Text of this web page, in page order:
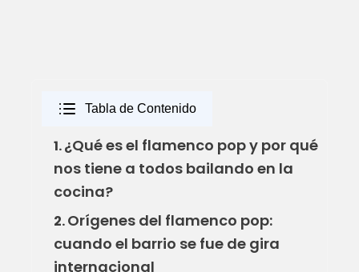
Tabla de Contenido
1.¿Qué es el flamenco pop y por qué
nos tiene a todos bailando en la
cocina?
2.Orígenes del flamenco pop:
cuando el barrio se fue de gira
internacional